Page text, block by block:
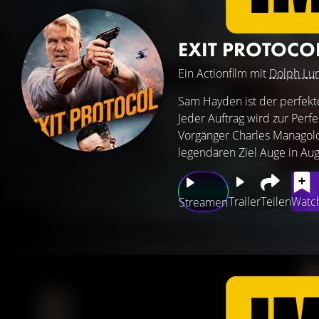
EXIT
Ein Actionfilm mit Dolph
StreamenTrailerTeilen
Sam Hayden ist der
Jeder Auftrag wird zur
Vorgänger Charles
legendären Ziel Auge in